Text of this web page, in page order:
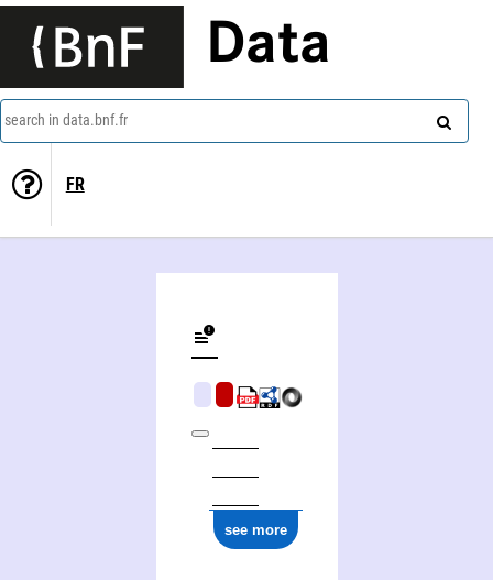
Data
search in data.bnf.fr
FR
see more